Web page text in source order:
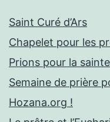
Saint Curé d’Ars
Chapelet pour les
Prions pour la
Semaine de prière
Hozana.org !